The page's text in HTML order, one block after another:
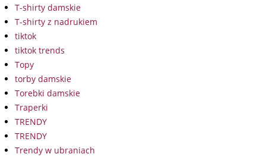
T-shirty damskie
T-shirty z nadrukiem
tiktok
tiktok trends
Topy
torby damskie
Torebki damskie
Traperki
TRENDY
TRENDY
Trendy w ubraniach